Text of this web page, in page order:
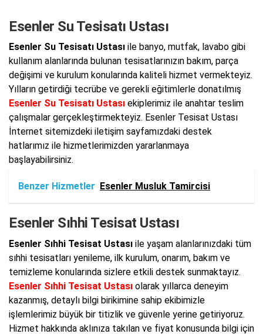
Esenler Su Tesisatı Ustası
Esenler Su Tesisatı Ustası ile banyo, mutfak, lavabo gibi
kullanım alanlarında bulunan tesisatlarınızın bakım, parça
değişimi ve kurulum konularında kaliteli hizmet vermekteyiz.
Yılların getirdiği tecrübe ve gerekli eğitimlerle donatılmış
Esenler Su Tesisatı Ustası ekiplerimiz ile anahtar teslim
çalışmalar gerçekleştirmekteyiz. Esenler Tesisat Ustası
İnternet sitemizdeki iletişim sayfamızdaki destek
hatlarımız ile hizmetlerimizden yararlanmaya
başlayabilirsiniz.
Benzer Hizmetler Esenler Musluk Tamircisi
Esenler Sıhhi Tesisat Ustası
Esenler Sıhhi Tesisat Ustası ile yaşam alanlarınızdaki tüm
sıhhi tesisatları yenileme, ilk kurulum, onarım, bakım ve
temizleme konularında sizlere etkili destek sunmaktayız.
Esenler Sıhhi Tesisat Ustası olarak yıllarca deneyim
kazanmış, detaylı bilgi birikimine sahip ekibimizle
işlemlerimiz büyük bir titizlik ve güvenle yerine getiriyoruz.
Hizmet hakkında aklınıza takılan ve fiyat konusunda bilgi için